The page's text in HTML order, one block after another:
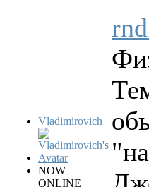
Vladimirovich
NOW
ONLINE